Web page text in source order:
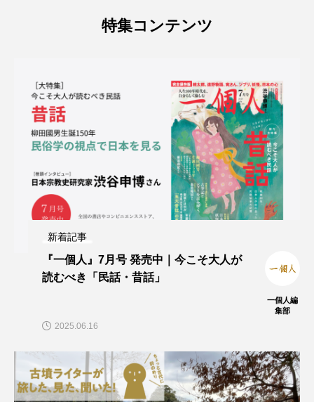
特集コンテンツ
新着記事
『一個人』7月号 発売中｜今こそ大人が
読むべき「民話・昔話」
一個人編
集部
2025.06.16